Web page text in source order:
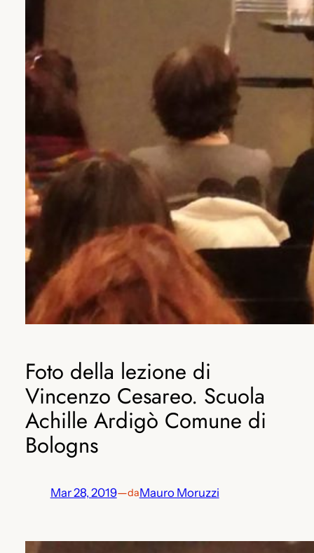
Foto della lezione di
Vincenzo Cesareo. Scuola
Achille Ardigò Comune di
Bologns
Mar 28, 2019—daMauro Moruzzi